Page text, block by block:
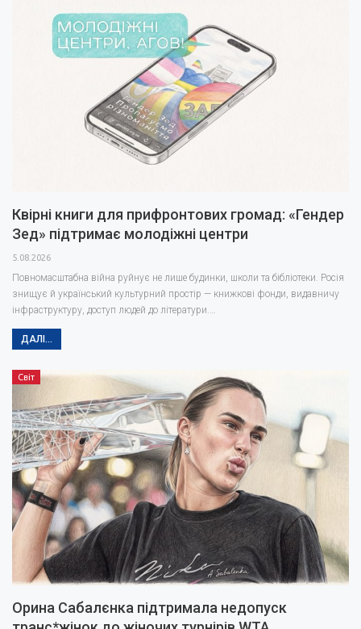
Квірні книги для прифронтових громад: «Гендер
Зед» підтримає молодіжні центри
5.08.2026
Повномасштабна війна руйнує не лише будинки, школи та бібліотеки. Росія
знищує й український культурний простір — книжкові фонди, видавничу
інфраструктуру, доступ людей до літератури.…
ДАЛІ...
Світ
Орина Сабалєнка підтримала недопуск